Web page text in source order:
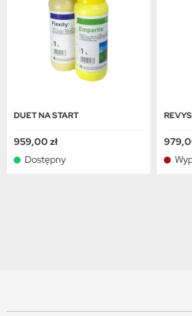
DUET NA START
959,00 zł
Dostępny